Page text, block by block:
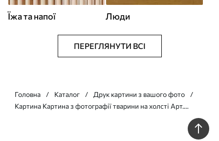
Їжа та напої Люди
ПЕРЕГЛЯНУТИ ВСІ
Головна Каталог
Друк картини з вашого фото
Картина Картина з фотографії тварини на холсті Арт.